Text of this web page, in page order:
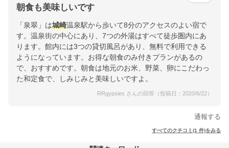
朝食も美味しいです
「泉翠」は城崎温泉駅から歩いて8分のアクセスのよい宿で
す。温泉街の中心にあり、7つの外湯はすべて徒歩圏内にあ
ります。館内には3つの貸切風呂があり、無料で利用できる
ようになっています。お得な朝食のみ付きプランがあるの
で、おすすめです。朝食は地元のお米、野菜、卵にこだわっ
た和定食で、しみじみと美味しいですよ。
RRgypsies さんの回答（投稿日：2020/6/22）
通報する
すべてのクチコミ(1 件)をみる